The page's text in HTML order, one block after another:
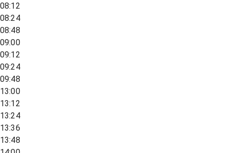
08:12
08:24
08:48
09:00
09:12
09:24
09:48
13:00
13:12
13:24
13:36
13:48